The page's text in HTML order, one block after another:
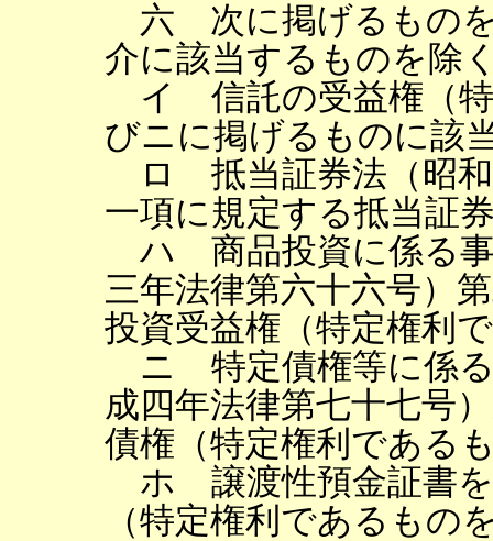
六 次に掲げるものを
介に該当するものを除
イ 信託の受益権（特
びニに掲げるものに該
ロ 抵当証券法（昭和
一項に規定する抵当証
ハ 商品投資に係る事
三年法律第六十六号）
投資受益権（特定権利
ニ 特定債権等に係る
成四年法律第七十七号
債権（特定権利である
ホ 譲渡性預金証書を
（特定権利であるもの